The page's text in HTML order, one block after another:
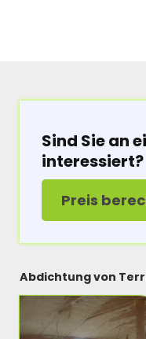
Sind Sie an
interessiert?
Preis
Abdichtung von